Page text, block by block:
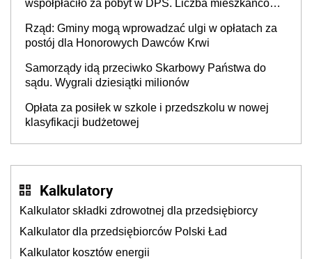
współpłaciło za pobyt w DPS. Liczba mieszkańców
Rząd: Gminy mogą wprowadzać ulgi w opłatach za
postój dla Honorowych Dawców Krwi
Samorządy idą przeciwko Skarbowy Państwa do
sądu. Wygrali dziesiątki milionów
Opłata za posiłek w szkole i przedszkolu w nowej
klasyfikacji budżetowej
Kalkulatory
Kalkulator składki zdrowotnej dla przedsiębiorcy
Kalkulator dla przedsiębiorców Polski Ład
Kalkulator kosztów energii